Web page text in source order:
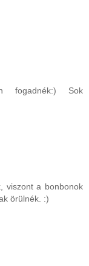
fogadnék:) Sok
viszont a bonbonok
örülnék. :)